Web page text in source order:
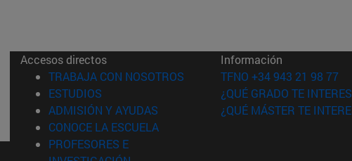
Accesos directos
TRABAJA CON NOSOTROS (abre en nueva ventana)
ESTUDIOS (abre en nueva ventana)
ADMISIÓN Y AYUDAS (abre en nueva ventana)
CONOCE LA ESCUELA(abre en nueva ventana)
PROFESORES E
Información
TFNO +34 943 21 98 77
¿QUÉ GRADO TE
¿QUÉ MÁSTER TE